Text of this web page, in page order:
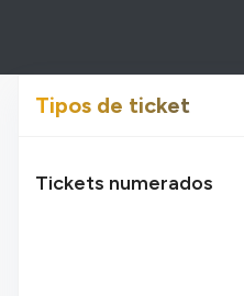
Tipos de ticket
Tickets numerados